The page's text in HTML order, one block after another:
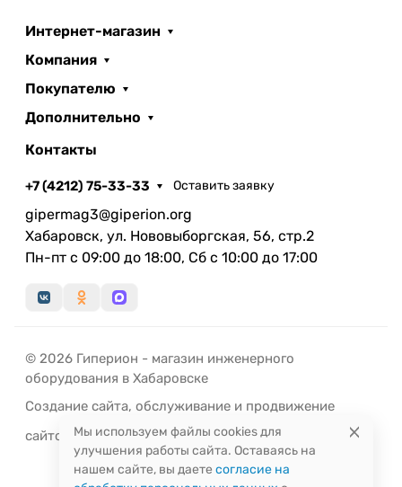
Интернет-магазин
Компания
Покупателю
Дополнительно
Контакты
+7 (4212) 75-33-33 Оставить заявку
gipermag3@giperion.org
Хабаровск, ул. Нововыборгская, 56, стр.2
Пн-пт с 09:00 до 18:00, Сб с 10:00 до 17:00
© 2026 Гиперион - магазин инженерного
оборудования в Хабаровске
Создание сайта, обслуживание и продвижение
сайтов
-РЭДЛАЙН
Мы используем файлы cookies для
улучшения работы сайта. Оставаясь на
нашем сайте, вы даете согласие на